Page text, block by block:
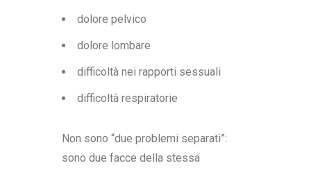
dolore pelvico
dolore lombare
difficoltà nei rapporti sessuali
difficoltà respiratorie
Non sono “due problemi separati”:
sono due facce della stessa